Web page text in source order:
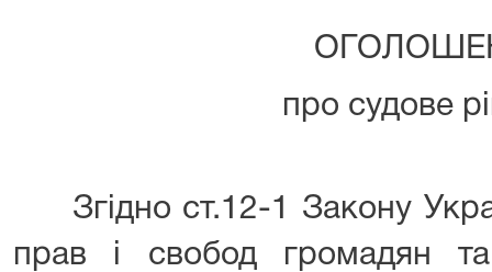
про судове
Згідно ст.12-1 Закону
прав і свобод громадян